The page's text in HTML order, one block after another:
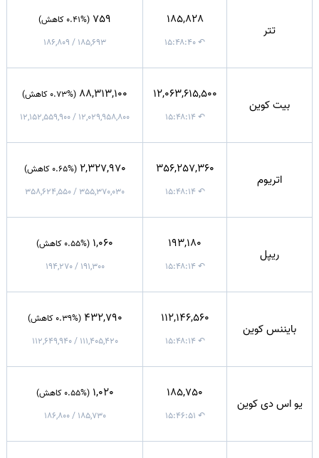
تتر
185,828
↶ ۱۵:۴۸:۴۰
759 (0.41% کاهش)
185,693 / 186,809
بیت کوین
12,063,615,500
↶ ۱۵:۴۸:۱۴
88,313,100 (0.73% کاهش)
12,029,958,800 / 12,152,559,900
اتریوم
356,257,360
↶ ۱۵:۴۸:۱۴
2,327,970 (0.65% کاهش)
355,370,030 / 358,624,550
ریپل
193,180
↶ ۱۵:۴۸:۱۴
1,060 (0.55% کاهش)
191,300 / 194,270
بایننس کوین
112,146,560
↶ ۱۵:۴۸:۱۴
432,790 (0.39% کاهش)
111,405,420 / 112,649,940
یو اس دی کوین
185,750
↶ ۱۵:۴۶:۵۱
1,020 (0.55% کاهش)
185,730 / 186,800